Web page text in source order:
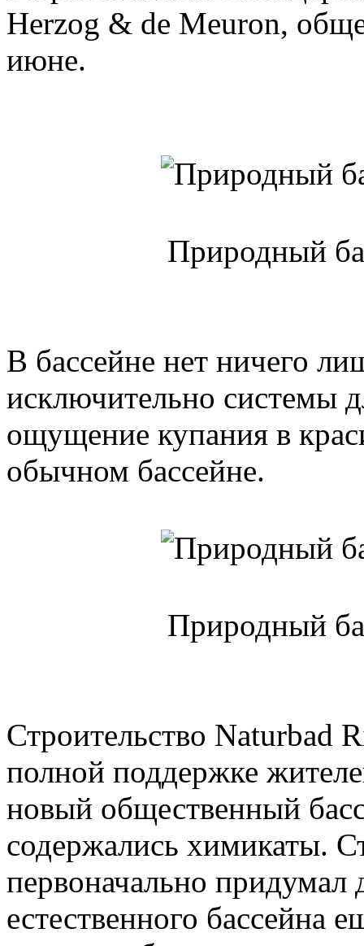
Herzog & de Meuron,
июне.
Природный
В бассейне нет ничего
исключительно системы
ощущение купания в
обычном бассейне.
Природный
Строительство Naturbad
полной поддержке
новый общественный
содержались химикаты.
первоначально придумал
естественного бассейна